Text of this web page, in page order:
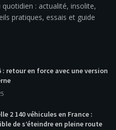
: actualité, insolite,
pratiques, essais et guide
: retour en force avec une version
2 140 véhicules en France :
de s’éteindre en pleine route